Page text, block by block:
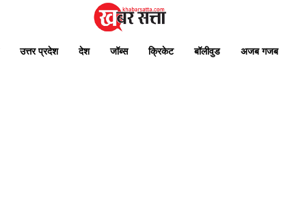
उत्तर प्रदेश देश जॉब्स क्रिकेट बॉलीवुड अजब गजब